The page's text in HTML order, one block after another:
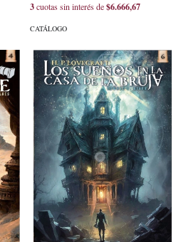
3cuotas sin interés de$6.666,67
CATÁLOGO